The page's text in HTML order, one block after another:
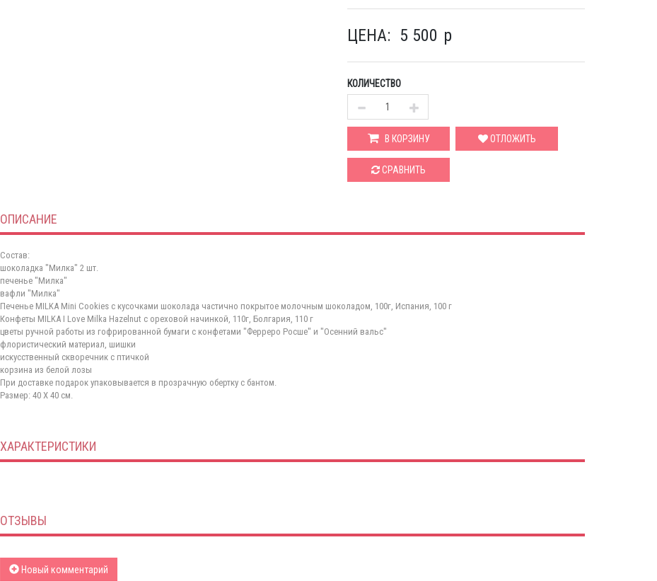
ЦЕНА: 5 500 p
КОЛИЧЕСТВО
В КОРЗИНУ ОТЛОЖИТЬ
СРАВНИТЬ
ОПИСАНИЕ
Состав:
шоколадка "Милка" 2 шт.
печенье "Милка"
вафли "Милка"
Печенье MILKA Mini Cookies с кусочками шоколада частично покрытое молочным шоколадом, 100г, Испания, 100 г
Конфеты MILKA I Love Milka Hazelnut с ореховой начинкой, 110г, Болгария, 110 г
цветы ручной работы из гофрированной бумаги с конфетами "Ферреро Росше" и "Осенний вальс"
флористический материал, шишки
искусственный скворечник с птичкой
корзина из белой лозы
При доставке подарок упаковывается в прозрачную обертку с бантом.
Размер: 40 Х 40 см.
ХАРАКТЕРИСТИКИ
ОТЗЫВЫ
Новый комментарий